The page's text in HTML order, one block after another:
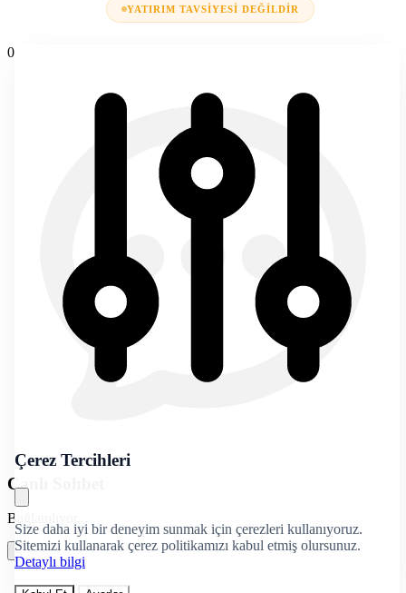
YATIRIM TAVSIYESI DEĞILDIR
Çerez Tercihleri
Size daha iyi bir deneyim sunmak için çerezleri kullanıyoruz.
Sitemizi kullanarak çerez politikamızı kabul etmiş olursunuz.
Detaylı bilgi
0
Canlı Sohbet
Bağlanılıyor...